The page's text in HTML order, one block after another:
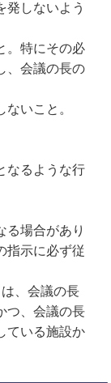
発しないよう
。特にその必
、会議の長の
いこと。
なるような行
る場合があり
指示に必ず従
、会議の長
つ、会議の長
ている施設か